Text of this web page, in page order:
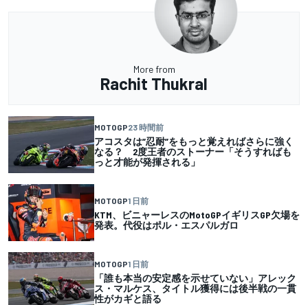
More from
Rachit Thukral
MOTOGP23 時間前
アコスタは”忍耐”をもっと覚えればさらに強く
なる？ 2度王者のストーナー「そうすればも
っと才能が発揮される」
MOTOGP1 日前
KTM、ビニャーレスのMotoGPイギリスGP欠場を
発表。代役はポル・エスパルガロ
MOTOGP1 日前
「誰も本当の安定感を示せていない」アレック
ス・マルケス、タイトル獲得には後半戦の一貫
性がカギと語る